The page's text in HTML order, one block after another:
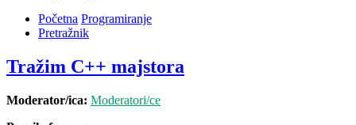
Početna Programiranje
Pretražnik
Tražim C++ majstora
Moderator/ica: Moderatori/ce